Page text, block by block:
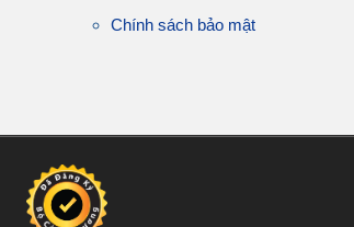
Chính sách bảo mật